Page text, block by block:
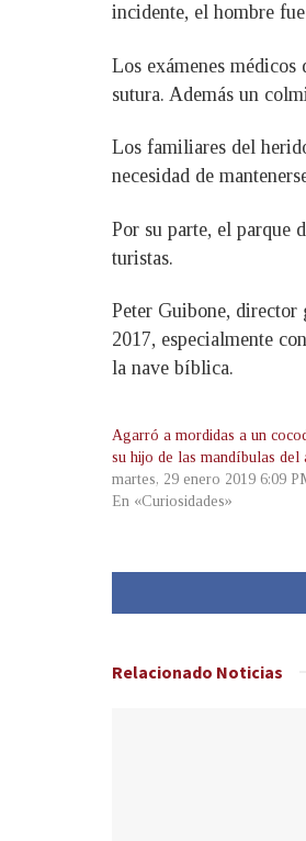
incidente, el hombre
Los exámenes
sutura. Además un
Los familiares del
necesidad de
Por su parte, el parque
turistas.
Peter Guibone, director
2017, especialmente
la nave bíblica.
Agarró a mordidas a un
su hijo de las mandíbulas del
martes, 29 enero 2019 6:09
En «Curiosidades»
Relacionado Noticias